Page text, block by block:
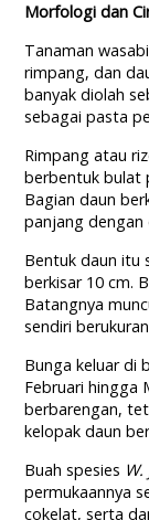
Morfologi dan
Tanaman
rimpang, dan
banyak diolah
sebagai pasta
Rimpang atau
berbentuk bulat
Bagian daun
panjang dengan
Bentuk daun itu
berkisar 10 cm.
Batangnya
sendiri
Bunga keluar di
Februari hingga
berbarengan,
kelopak daun
Buah spesies
permukaannya
cokelat, serta